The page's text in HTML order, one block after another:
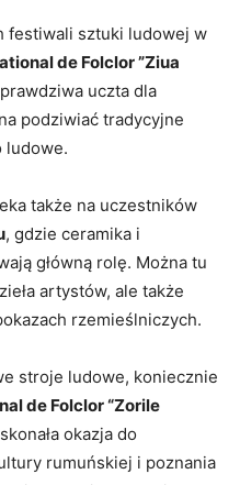
festiwali⁤ sztuki ludowej w‍
de Folclor ‍”Ziua
‌uczta dla
podziwiać​ tradycyjne
ludowe.
‌także na ​uczestników
, gdzie⁢ ceramika i​
główną ‍rolę. Można tu
artystów, ale także
rzemieślniczych.
stroje ‍ludowe, koniecznie
de Folclor ​“Zorile
okazja do
rumuńskiej i poznania